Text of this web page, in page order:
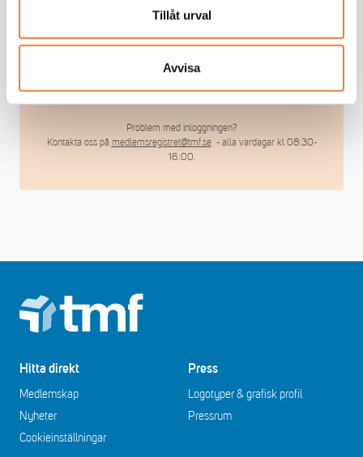
Tillåt urval
Avvisa
Problem med inloggningen?
Kontakta oss på medlemsregistret@tmf.se- alla vardagar kl 08:30-
16:00.
Footer
Hitta direkt
Medlemskap
Nyheter
Cookieinställningar
Press
Logotyper & grafisk profil
Pressrum